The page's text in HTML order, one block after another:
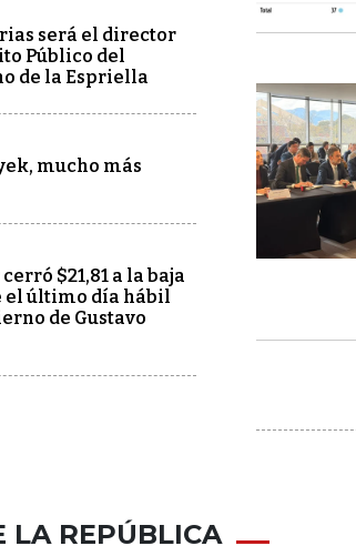
será el director
Público del
de la Espriella
mucho más
$21,81 a la baja
el último día hábil
de Gustavo
LA REPÚBLICA